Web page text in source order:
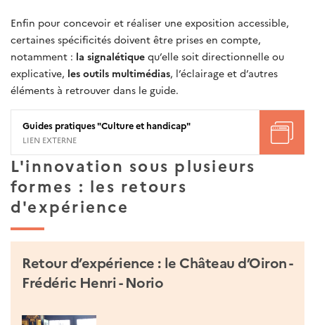
Enfin pour concevoir et réaliser une exposition accessible,
certaines spécificités doivent être prises en compte,
notamment : la signalétique qu’elle soit directionnelle ou
explicative, les outils multimédias, l’éclairage et d’autres
éléments à retrouver dans le guide.
Guides pratiques "Culture et handicap"
LIEN EXTERNE
L'innovation sous plusieurs
formes : les retours
d'expérience
Retour d’expérience : le Château d’Oiron -
Frédéric Henri - Norio